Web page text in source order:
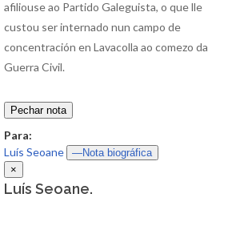
afiliouse ao Partido Galeguista, o que lle
custou ser internado nun campo de
concentración en Lavacolla ao comezo da
Guerra Civil.
Pechar nota
Para:
Luís Seoane
—Nota biográfica
×
Luís Seoane.